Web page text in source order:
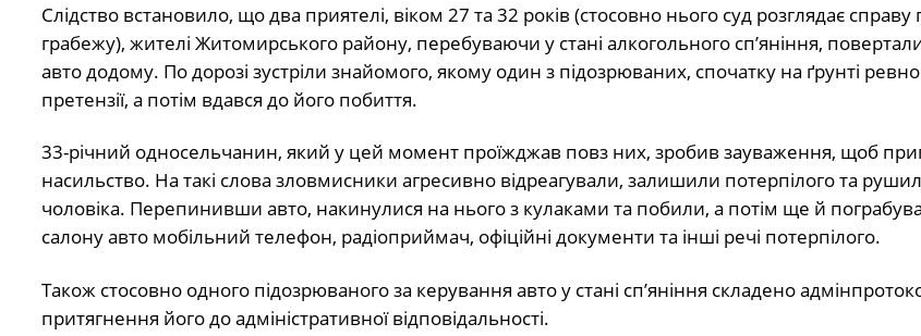
Слідство встановило, що два приятелі, віком 27 та 32 років (стосовно нього суд розглядає справу
грабежу), жителі Житомирського району, перебуваючи у стані алкогольного сп’яніння,
авто додому. По дорозі зустріли знайомого, якому один з підозрюваних, спочатку на ґрунті
претензії, а потім вдався до його побиття.
33-річний односельчанин, який у цей момент проїжджав повз них, зробив зауваження, щоб
насильство. На такі слова зловмисники агресивно відреагували, залишили потерпілого та
чоловіка. Перепинивши авто, накинулися на нього з кулаками та побили, а потім ще й
салону авто мобільний телефон, радіоприймач, офіційні документи та інші речі потерпілого.
Також стосовно одного підозрюваного за керування авто у стані сп’яніння складено
притягнення його до адміністративної відповідальності.